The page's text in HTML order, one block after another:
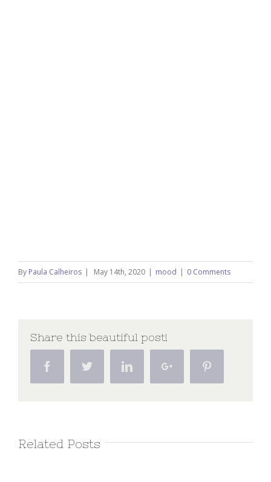
By Paula Calheiros | May 14th, 2020 | mood | 0 Comments
Share this beautiful post!
Facebook Twitter LinkedinGoogle+
Related Posts